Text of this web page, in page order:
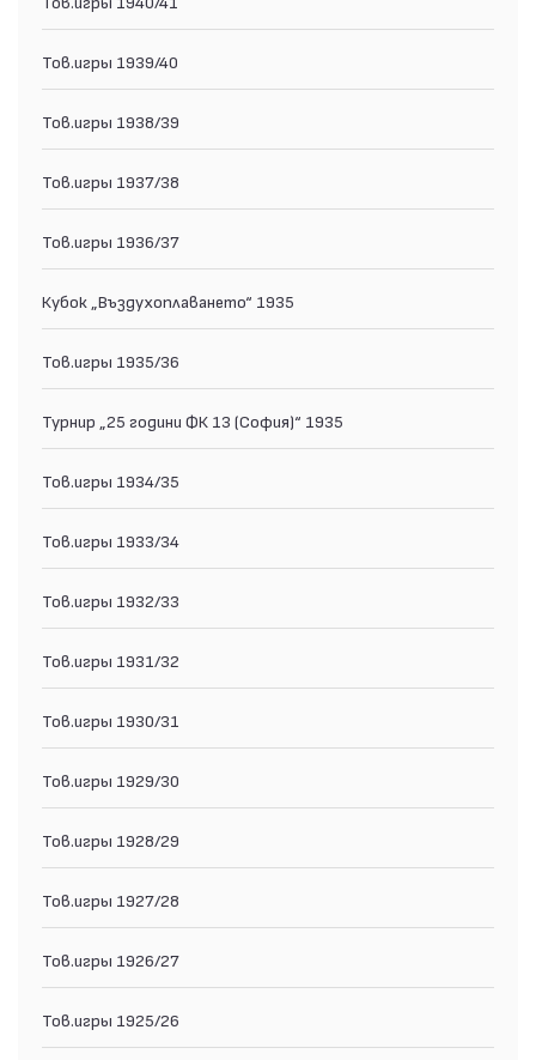
Тов.игры 1939/40
Тов.игры 1938/39
Тов.игры 1937/38
Тов.игры 1936/37
Кубок „Въздухоплаването“ 1935
Тов.игры 1935/36
Турнир „25 години ФК 13 (София)“ 1935
Тов.игры 1934/35
Тов.игры 1933/34
Тов.игры 1932/33
Тов.игры 1931/32
Тов.игры 1930/31
Тов.игры 1929/30
Тов.игры 1928/29
Тов.игры 1927/28
Тов.игры 1926/27
Тов.игры 1925/26